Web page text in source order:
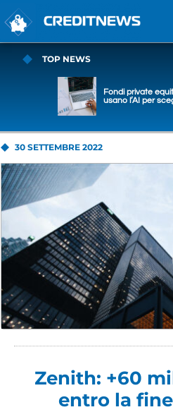
TOP NEWS
Fondi private
usano l’AI per
30 SETTEMBRE 2022
Zenith: +60
entro la